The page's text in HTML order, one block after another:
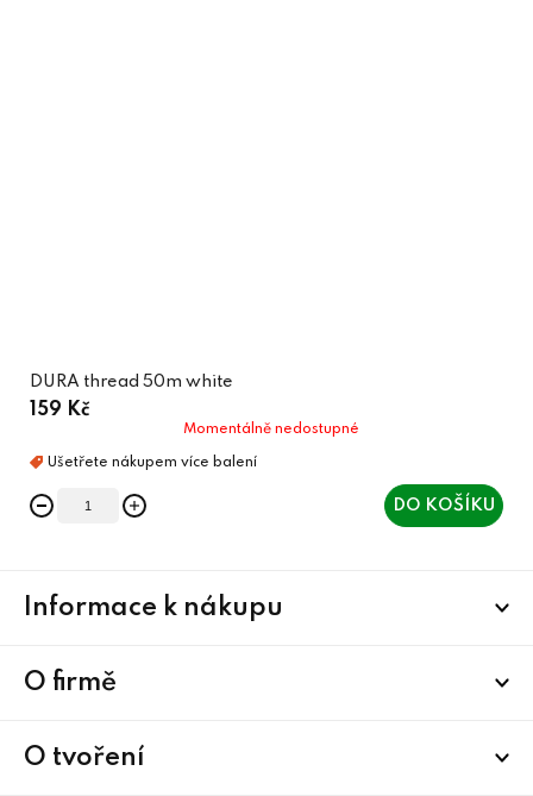
DURA thread 50m white
159 Kč
Momentálně nedostupné
DO KOŠÍKU
Informace k nákupu
O firmě
O tvoření